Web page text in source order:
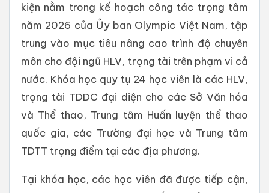
kiện nằm trong kế hoạch công tác trọng tâm
năm 2026 của Ủy ban Olympic Việt Nam, tập
trung vào mục tiêu nâng cao trình độ chuyên
môn cho đội ngũ HLV, trọng tài trên phạm vi cả
nước. Khóa học quy tụ 24 học viên là các HLV,
trọng tài TDDC đại diện cho các Sở Văn hóa
và Thể thao, Trung tâm Huấn luyện thể thao
quốc gia, các Trường đại học và Trung tâm
TDTT trọng điểm tại các địa phương.
Tại khóa học, các học viên đã được tiếp cận,